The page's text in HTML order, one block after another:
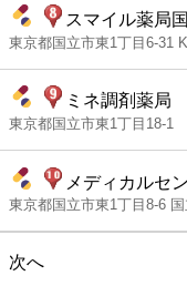
スマイル薬局
東京都国立市東1丁目6-31
ミネ調剤薬局
東京都国立市東1丁目18-1
メディカルセ
東京都国立市東1丁目8-6
次へ